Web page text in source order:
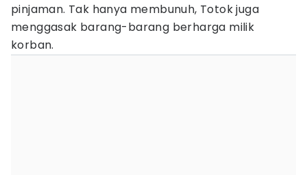
pinjaman. Tak hanya membunuh, Totok juga
menggasak barang-barang berharga milik
korban.